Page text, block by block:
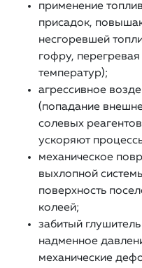
применение
присадок,
несгоревшей
гофру,
температур);
агрессивное
(попадание
солевых
ускоряют
механическое
выхлопной
поверхность
колеей;
забитый
надменное
механические